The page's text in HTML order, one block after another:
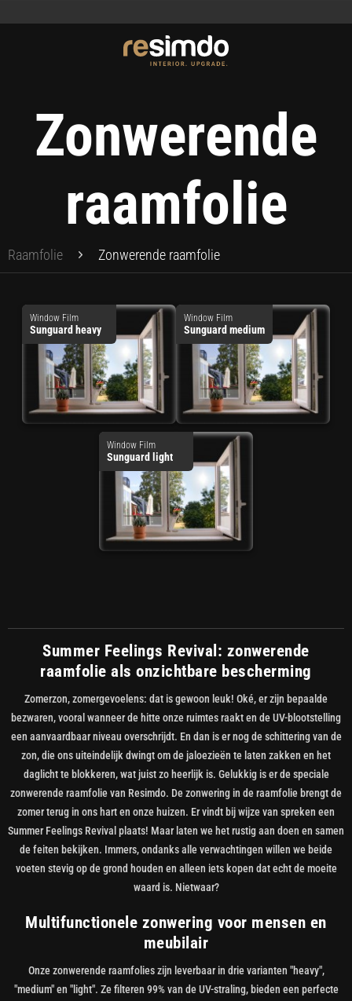
Zonwerende
raamfolie
Raamfolie Zonwerende raamfolie
Window Film
Sunguard heavy
Window Film
Sunguard medium
Window Film
Sunguard light
Summer Feelings Revival: zonwerende
raamfolie als onzichtbare bescherming
Zomerzon, zomergevoelens: dat is gewoon leuk! Oké, er zijn bepaalde
bezwaren, vooral wanneer de hitte onze ruimtes raakt en de UV-blootstelling
een aanvaardbaar niveau overschrijdt. En dan is er nog de schittering van de
zon, die ons uiteindelijk dwingt om de jaloezieën te laten zakken en het
daglicht te blokkeren, wat juist zo heerlijk is. Gelukkig is er de speciale
zonwerende raamfolie van Resimdo. De zonwering in de raamfolie brengt de
zomer terug in ons hart en onze huizen. Er vindt bij wijze van spreken een
Summer Feelings Revival plaats! Maar laten we het rustig aan doen en samen
de feiten bekijken. Immers, ondanks alle verwachtingen willen we beide
voeten stevig op de grond houden en alleen iets kopen dat echt de moeite
waard is. Nietwaar?
Multifunctionele zonwering voor mensen en
meubilair
Onze zonwerende raamfolies zijn leverbaar in drie varianten "heavy",
"medium" en "light". Ze filteren 99% van de UV-straling, bieden een perfecte